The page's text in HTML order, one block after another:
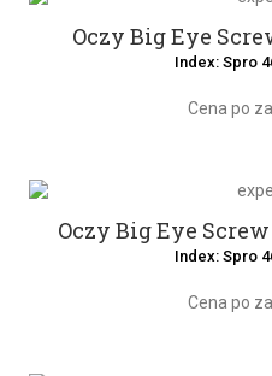
Oczy Big Eye
Index: Spro
Cena po
Oczy Big Eye
Index: Spro
Cena po